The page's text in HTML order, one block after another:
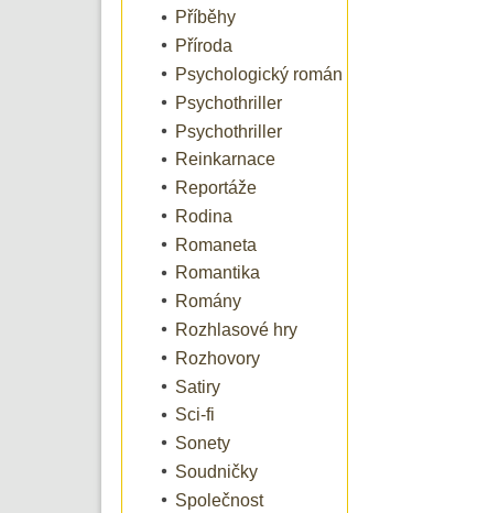
Příběhy
Příroda
Psychologický román
Psychothriller
Psychothriller
Reinkarnace
Reportáže
Rodina
Romaneta
Romantika
Romány
Rozhlasové hry
Rozhovory
Satiry
Sci-fi
Sonety
Soudničky
Společnost